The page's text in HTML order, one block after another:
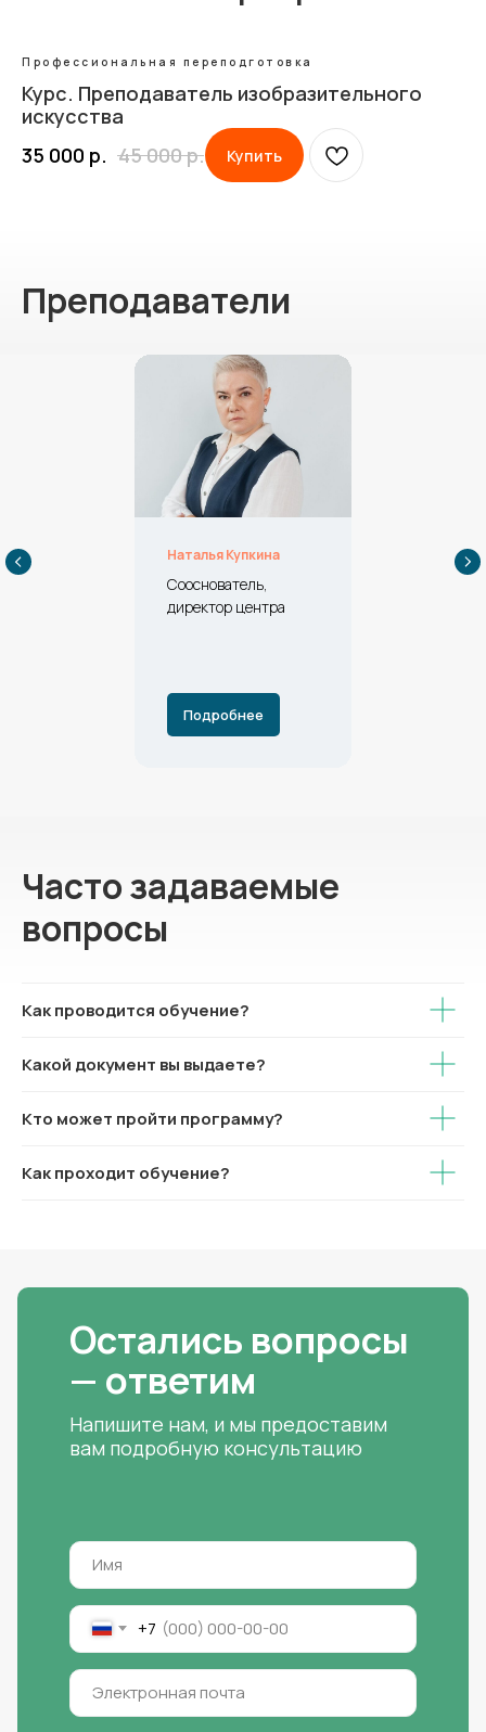
Профессиональная переподготовка
Курс. Преподаватель изобразительного
искусства
35 000 р. 45 000р. Купить
Преподаватели
Наталья Купкина
Сооснователь,
директор центра
Подробнее
Часто задаваемые
вопросы
Как проводится обучение?
Какой документ вы выдаете?
Кто может пройти программу?
Как проходит обучение?
+7
Остались вопросы
— ответим
Напишите нам, и мы предоставим
вам подробную консультацию